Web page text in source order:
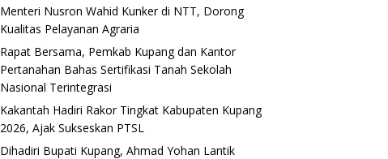
Petugas Kantah Kabupaten
Kupang ‘Door to Door’
Tuntaskan PTSL 2026 di
Amarasi
PTSL 2026 di Kotabes, Petugas
Tanah
Menteri Nusron Wahid Kunker di NTT, Dorong
Kualitas Pelayanan Agraria
Rapat Bersama, Pemkab Kupang dan Kantor
Pertanahan Bahas Sertifikasi Tanah Sekolah
Nasional Terintegrasi
Kakantah Hadiri Rakor Tingkat Kabupaten Kupang
2026, Ajak Sukseskan PTSL
Dihadiri Bupati Kupang, Ahmad Yohan Lantik